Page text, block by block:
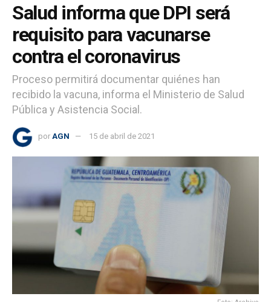
Salud informa que DPI será
requisito para vacunarse
contra el coronavirus
Proceso permitirá documentar quiénes han
recibido la vacuna, informa el Ministerio de Salud
Pública y Asistencia Social.
por AGN 15 de abril de 2021